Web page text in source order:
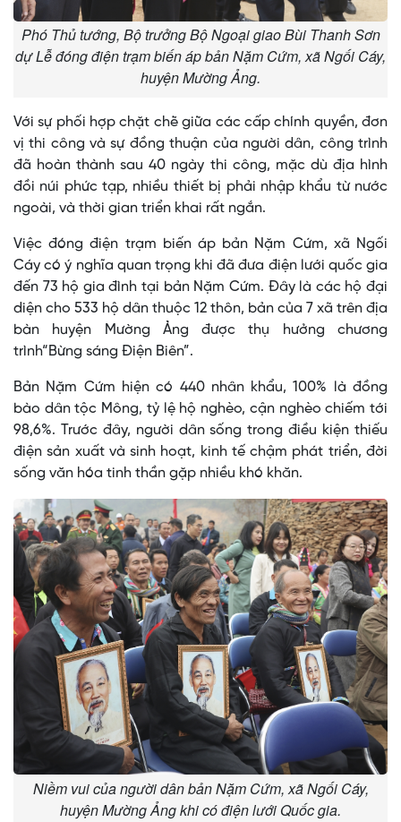
Phó Thủ tướng, Bộ trưởng Bộ Ngoại giao Bùi Thanh Sơn
dự Lễ đóng điện trạm biến áp bản Nặm Cứm, xã Ngối Cáy,
huyện Mường Ảng.
Với sự phối hợp chặt chẽ giữa các cấp chính quyền, đơn
vị thi công và sự đồng thuận của người dân, công trình
đã hoàn thành sau 40 ngày thi công, mặc dù địa hình
đồi núi phức tạp, nhiều thiết bị phải nhập khẩu từ nước
ngoài, và thời gian triển khai rất ngắn.
Việc đóng điện trạm biến áp bản Nặm Cứm, xã Ngối
Cáy có ý nghĩa quan trọng khi đã đưa điện lưới quốc gia
đến 73 hộ gia đình tại bản Nặm Cứm. Đây là các hộ đại
diện cho 533 hộ dân thuộc 12 thôn, bản của 7 xã trên địa
bàn huyện Mường Ảng được thụ hưởng chương
trình“Bừng sáng Điện Biên”.
Bản Nặm Cứm hiện có 440 nhân khẩu, 100% là đồng
bào dân tộc Mông, tỷ lệ hộ nghèo, cận nghèo chiếm tới
98,6%. Trước đây, người dân sống trong điều kiện thiếu
điện sản xuất và sinh hoạt, kinh tế chậm phát triển, đời
sống văn hóa tinh thần gặp nhiều khó khăn.
Niềm vui của người dân bản Nặm Cứm, xã Ngối Cáy,
huyện Mường Ảng khi có điện lưới Quốc gia.